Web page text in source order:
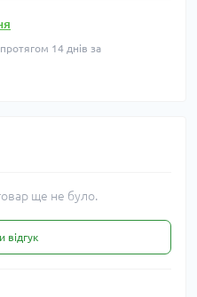
14 днів за
ще не було.
відгук